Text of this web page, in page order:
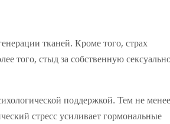
тканей. Кроме того, страх
того, стыд за собственную
поддержкой. Тем не
стресс усиливает гормональные